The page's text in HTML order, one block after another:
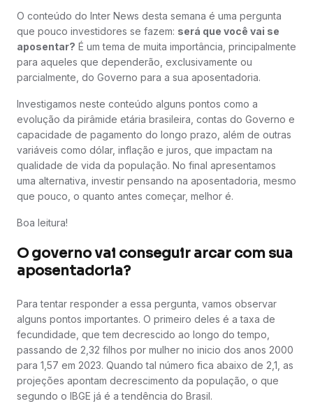
O conteúdo do Inter News desta semana é uma pergunta
que pouco investidores se fazem: será que você vai se
aposentar? É um tema de muita importância, principalmente
para aqueles que dependerão, exclusivamente ou
parcialmente, do Governo para a sua aposentadoria.
Investigamos neste conteúdo alguns pontos como a
evolução da pirâmide etária brasileira, contas do Governo e
capacidade de pagamento do longo prazo, além de outras
variáveis como dólar, inflação e juros, que impactam na
qualidade de vida da população. No final apresentamos
uma alternativa, investir pensando na aposentadoria, mesmo
que pouco, o quanto antes começar, melhor é.
Boa leitura!
O governo vai conseguir arcar com sua
aposentadoria?
Para tentar responder a essa pergunta, vamos observar
alguns pontos importantes. O primeiro deles é a taxa de
fecundidade, que tem decrescido ao longo do tempo,
passando de 2,32 filhos por mulher no inicio dos anos 2000
para 1,57 em 2023. Quando tal número fica abaixo de 2,1, as
projeções apontam decrescimento da população, o que
segundo o IBGE já é a tendência do Brasil.